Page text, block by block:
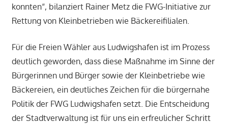
konnten“, bilanziert Rainer Metz die FWG-Initiative zur
Rettung von Kleinbetrieben wie Bäckereifilialen.
Für die Freien Wähler aus Ludwigshafen ist im Prozess
deutlich geworden, dass diese Maßnahme im Sinne der
Bürgerinnen und Bürger sowie der Kleinbetriebe wie
Bäckereien, ein deutliches Zeichen für die bürgernahe
Politik der FWG Ludwigshafen setzt. Die Entscheidung
der Stadtverwaltung ist für uns ein erfreulicher Schritt